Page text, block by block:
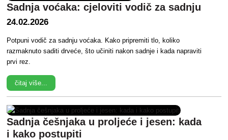
Sadnja voćaka: cjeloviti vodič za sadnju
24.02.2026
Potpuni vodič za sadnju voćaka. Kako pripremiti tlo, koliko
razmaknuto saditi drveće, što učiniti nakon sadnje i kada napraviti
prvi rez.
čitaj više...
Sadnja češnjaka u proljeće i jesen: kada
i kako postupiti